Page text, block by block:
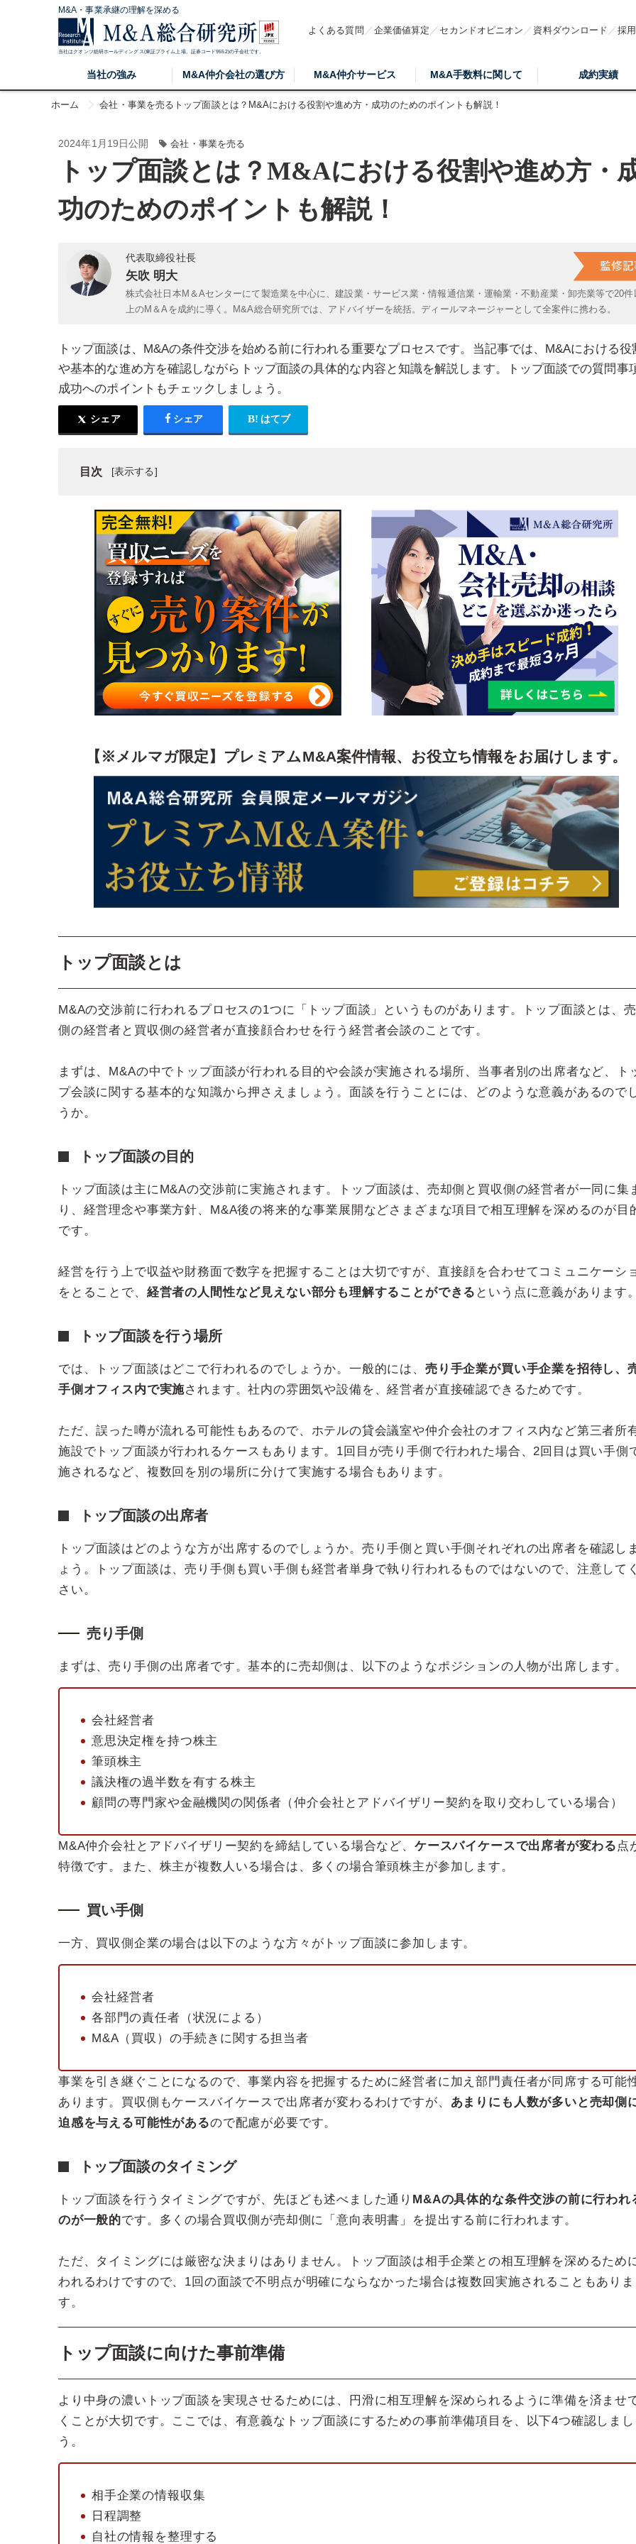
M&A・事業承継の理解を深める
当社はクオンツ総研ホールディングス(東証プライム上場、証券コード9552)の子会社です。
よくある質問 企業価値算定 セカンドオピニオン 資料ダウンロード 採
当社の強み M&A仲介会社の選び方 M&A仲介サービス M&A手数料に関して 成約実績
ホーム 会社・事業を売る トップ面談とは？M&Aにおける役割や進め方・成功のためのポイントも解説！
2024年1月19日公開 会社・事業を売る
トップ面談とは？M&Aにおける役割や進め方・
功のためのポイントも解説！
代表取締役社長
矢吹 明大
株式会社日本M＆Aセンターにて製造業を中心に、建設業・サービス業・情報通信業・運輸業・不動産業・卸売業等で20件
上のM＆Aを成約に導く。M&A総合研究所では、アドバイザーを統括。ディールマネージャーとして全案件に携わる。
トップ面談は、M&Aの条件交渉を始める前に行われる重要なプロセスです。当記事では、M&Aにおける役
や基本的な進め方を確認しながらトップ面談の具体的な内容と知識を解説します。トップ面談での質問事
成功へのポイントもチェックしましょう。
シェア シェア はてブ
目次
トップ面談に向けた事前準備
トップ面談の流れ
トップ面談の質問事項
トップ面談後のM&Aの流れ
トップ面談を成功させるポイント
トップ面談の注意点
トップ面談のポイントを理解してM&Aを成功させよう
【※メルマガ限定】プレミアムM&A案件情報、お役立ち情報をお届けします。
トップ面談とは
M&Aの交渉前に行われるプロセスの1つに「トップ面談」というものがあります。トップ面談とは、
側の経営者と買収側の経営者が直接顔合わせを行う経営者会談のことです。
まずは、M&Aの中でトップ面談が行われる目的や会談が実施される場所、当事者別の出席者など、ト
プ会談に関する基本的な知識から押さえましょう。面談を行うことには、どのような意義があるので
うか。
トップ面談の目的
トップ面談は主にM&Aの交渉前に実施されます。トップ面談は、売却側と買収側の経営者が一同に集
り、経営理念や事業方針、M&A後の将来的な事業展開などさまざまな項目で相互理解を深めるのが目
です。
経営を行う上で収益や財務面で数字を把握することは大切ですが、直接顔を合わせてコミュニケーシ
をとることで、 経営者の人間性など見えない部分も理解することができる という点に意義があります
トップ面談を行う場所
では、トップ面談はどこで行われるのでしょうか。一般的には、 売り手企業が買い手企業を招待し、
手側オフィス内で実施されます。社内の雰囲気や設備を、経営者が直接確認できるためです。
ただ、誤った噂が流れる可能性もあるので、ホテルの貸会議室や仲介会社のオフィス内など第三者所
施設でトップ面談が行われるケースもあります。1回目が売り手側で行われた場合、2回目は買い手側
施されるなど、複数回を別の場所に分けて実施する場合もあります。
トップ面談の出席者
トップ面談はどのような方が出席するのでしょうか。売り手側と買い手側それぞれの出席者を確認し
ょう。トップ面談は、売り手側も買い手側も経営者単身で執り行われるものではないので、注意して
さい。
売り手側
まずは、売り手側の出席者です。基本的に売却側は、以下のようなポジションの人物が出席します。
会社経営者
意思決定権を持つ株主
筆頭株主
議決権の過半数を有する株主
顧問の専門家や金融機関の関係者（仲介会社とアドバイザリー契約を取り交わしている場合）
M&A仲介会社とアドバイザリー契約を締結している場合など、 ケースバイケースで出席者が変わる 点
特徴です。また、株主が複数人いる場合は、多くの場合筆頭株主が参加します。
買い手側
一方、買収側企業の場合は以下のような方々がトップ面談に参加します。
会社経営者
各部門の責任者（状況による）
M&A（買収）の手続きに関する担当者
事業を引き継ぐことになるので、事業内容を把握するために経営者に加え部門責任者が同席する可能
あります。買収側もケースバイケースで出席者が変わるわけですが、 あまりにも人数が多いと売却側
迫感を与える可能性があるので配慮が必要です。
トップ面談のタイミング
トップ面談を行うタイミングですが、先ほども述べました通り M&Aの具体的な条件交渉の前に行われ
のが一般的です。多くの場合買収側が売却側に「意向表明書」を提出する前に行われます。
ただ、タイミングには厳密な決まりはありません。トップ面談は相手企業との相互理解を深めるため
われるわけですので、1回の面談で不明点が明確にならなかった場合は複数回実施されることもありま
す。
トップ面談に向けた事前準備
より中身の濃いトップ面談を実現させるためには、円滑に相互理解を深められるように準備を済ませ
くことが大切です。ここでは、有意義なトップ面談にするための事前準備項目を、以下4つ確認しま
う。
相手企業の情報収集
日程調整
自社の情報を整理する